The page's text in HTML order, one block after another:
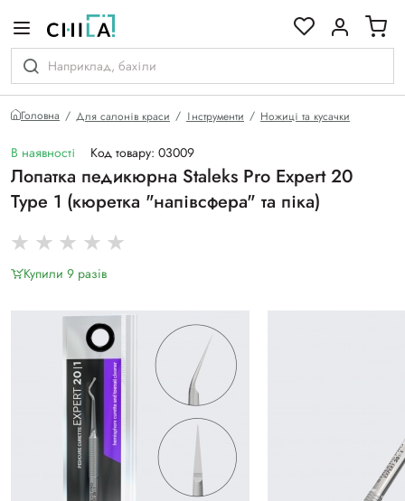
Головна Для салонів краси Інструменти Ножиці та кусачки
В наявності Код товару: 03009
Лопатка педикюрна Staleks Pro Expert 20
Type 1 (кюретка "напівсфера" та піка)
Купили 9 разiв
гамі